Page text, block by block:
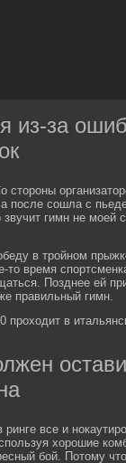
из-за
стороны
сошла с
гимн не моей
в тройном
то время
Позднее ей
правильный гимн.
проходит в
все и
хорошие
бой. Потому